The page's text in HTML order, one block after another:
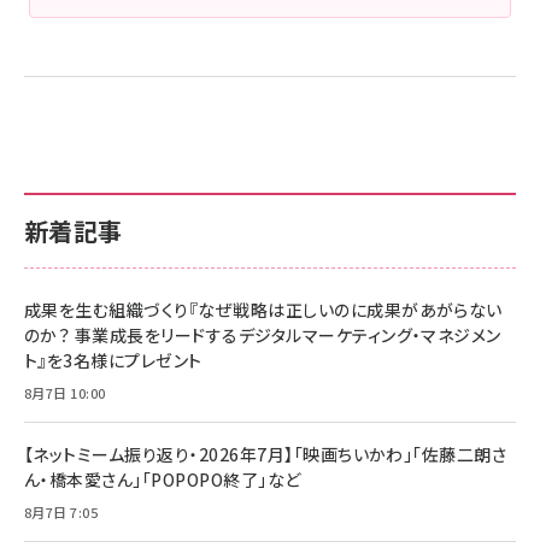
新着記事
成果を生む組織づくり『なぜ戦略は正しいのに成果があがらない
のか？ 事業成長をリードするデジタルマーケティング・マネジメン
ト』を3名様にプレゼント
8月7日 10:00
【ネットミーム振り返り・2026年7月】「映画ちいかわ」「佐藤二朗さ
ん・橋本愛さん」「POPOPO終了」など
8月7日 7:05